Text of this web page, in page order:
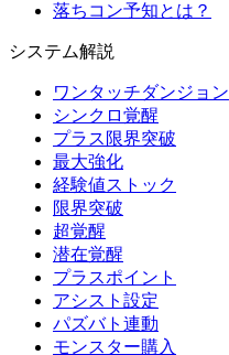
落ちコン予知とは？
システム解説
ワンタッチダンジョン
シンクロ覚醒
プラス限界突破
最大強化
経験値ストック
限界突破
超覚醒
潜在覚醒
プラスポイント
アシスト設定
パズバト連動
モンスター購入